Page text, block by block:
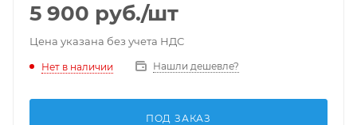
5 900 руб./шт
Цена указана без учета НДС
Нет в наличии Нашли дешевле?
ПОД ЗАКАЗ